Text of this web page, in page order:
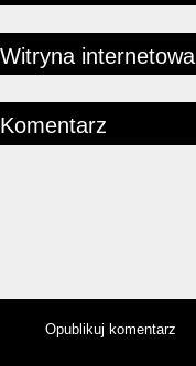
Witryna internetowa
Komentarz